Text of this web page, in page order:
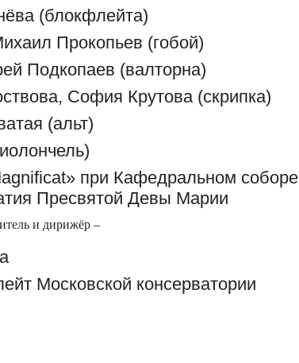
(блокфлейта)
Прокопьев (гобой)
Подкопаев (валторна)
София Крутова (скрипка)
(альт)
при Кафедральном соборе
Пресвятой Девы Марии
и дирижёр –
Московской консерватории